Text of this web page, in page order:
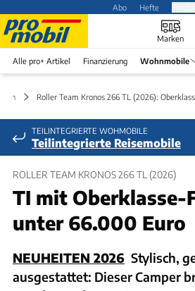
Abo Hefte
Marken
Alle pro+ Artikel Finanzierung Wohnmobile
Roller Team Kronos 266 TL (2026):
TEILINTEGRIERTE WOHMOBILE
Teilintegrierte Reisemobile
ROLLER TEAM KRONOS 266 TL (2026)
TI mit Oberklasse-
unter 66.000 Euro
NEUHEITEN 2026 Stylisch,
ausgestattet: Dieser Camper